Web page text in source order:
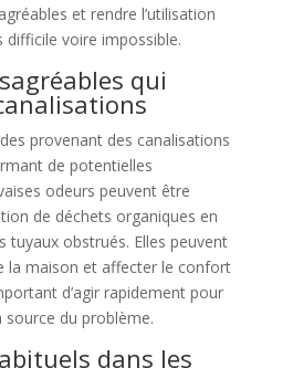
et rendre l’utilisation
difficile voire impossible.
qui
provenant des canalisations
de potentielles
odeurs peuvent être
de déchets organiques en
tuyaux obstrués. Elles peuvent
la maison et affecter le confort
d’agir rapidement pour
du problème.
dans les